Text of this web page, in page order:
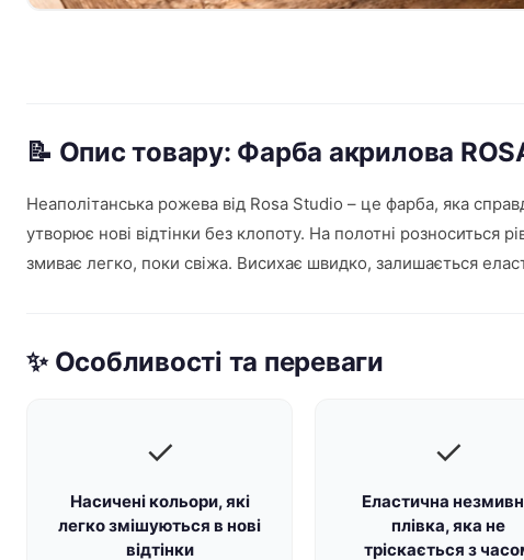
📝 Опис товару: Фарба акрилова
Неаполітанська рожева від Rosa Studio – це фарба, яка
утворює нові відтінки без клопоту. На полотні
змиває легко, поки свіжа. Висихає швидко, залишається
✨ Особливості та переваги
✓
Насичені кольори, які
легко змішуються в нові
відтінки
✓
Еластична
плівка, яка не
тріскається з